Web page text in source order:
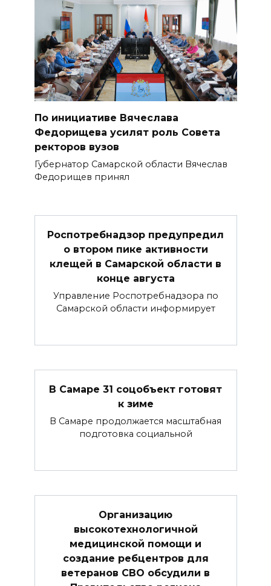
По инициативе Вячеслава
Федорищева усилят роль Совета
ректоров вузов
Губернатор Самарской области Вячеслав
Федорищев принял
Роспотребнадзор предупредил
о втором пике активности
клещей в Самарской области в
конце августа
Управление Роспотребнадзора по
Самарской области информирует
В Самаре 31 соцобъект готовят
к зиме
В Самаре продолжается масштабная
подготовка социальной
Организацию
высокотехнологичной
медицинской помощи и
создание ребцентров для
ветеранов СВО обсудили в